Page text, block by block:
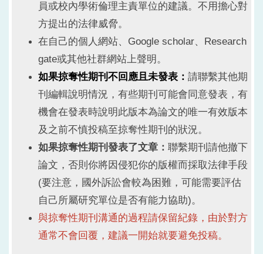
員或校內學術倫理主責單位的建議。不用擔心對
方提出的法律威脅。
在自己的個人網站、Google scholar、Research
gate或其他社群網站上聲明。
如果掠奪性期刊不回應且未發表： 請聯繫其他期
刊編輯說明情況，有些期刊可能會同意發表，有
機會在發表時說明此版本為論文的唯一有效版本
及之前不慎投稿至掠奪性期刊的狀況。
如果掠奪性期刊發表了文章 ： 聯繫期刊請他撤下
論文，否則你將因侵犯你的版權而採取法律手段
(要注意，國外訴訟會較為困難，可能需要評估
自己所屬研究單位是否有能力協助)。
與掠奪性期刊溝通的過程請保留紀錄，由於對方
通常不會回覆，建議一開始就要避免投稿。